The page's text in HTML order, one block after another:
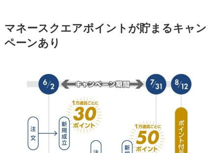
マネースクエアポイントが貯まるキャン
ペーンあり